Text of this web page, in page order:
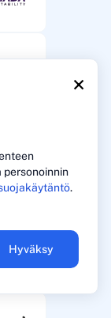
×
personoinnin
.
Hyväksy